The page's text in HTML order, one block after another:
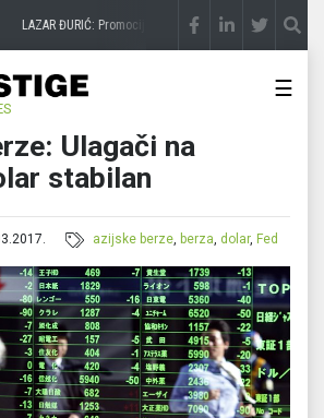
LAZAR ĐURIĆ: Promocija potencijal pretvara u destinaciju
☰
Ulagači na
stabilan
azijske berze, berza, dolar,Fed